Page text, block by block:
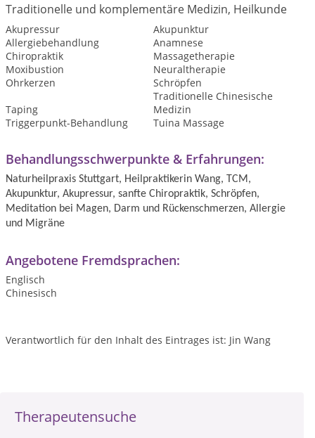
Therapeutensuche
Traditionelle und komplementäre Medizin, Heilkunde
Akupressur
Akupunktur
Allergiebehandlung
Anamnese
Chiropraktik
Massagetherapie
Moxibustion
Neuraltherapie
Ohrkerzen
Schröpfen
Taping
Traditionelle Chinesische
Medizin
Triggerpunkt-Behandlung
Tuina Massage
Behandlungsschwerpunkte & Erfahrungen:
Naturheilpraxis Stuttgart, Heilpraktikerin Wang, TCM,
Akupunktur, Akupressur, sanfte Chiropraktik, Schröpfen,
Meditation bei Magen, Darm und Rückenschmerzen, Allergie
und Migräne
Angebotene Fremdsprachen:
Englisch
Chinesisch
Verantwortlich für den Inhalt des Eintrages ist: Jin Wang